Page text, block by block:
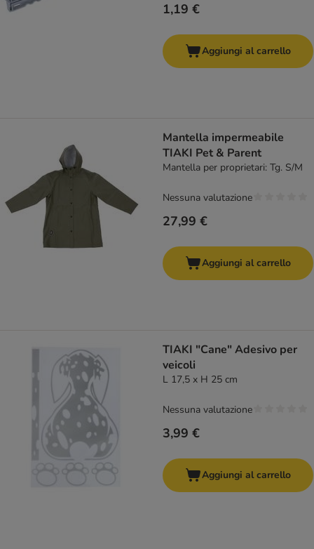
1,19 €
Aggiungi al carrello
Mantella impermeabile
TIAKI Pet & Parent
Mantella per proprietari: Tg. S/M
27,99 €
Nessuna valutazione
Aggiungi al carrello
TIAKI "Cane" Adesivo per
veicoli
L 17,5 x H 25 cm
3,99 €
Nessuna valutazione
Aggiungi al carrello